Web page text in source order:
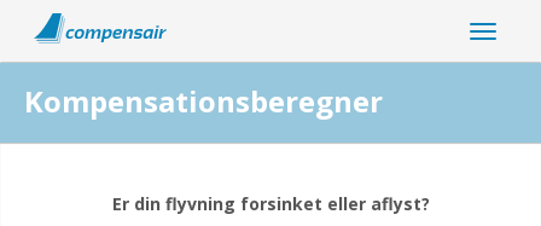
Kompensationsberegner
Ja
Er din flyvning forsinket eller aflyst?